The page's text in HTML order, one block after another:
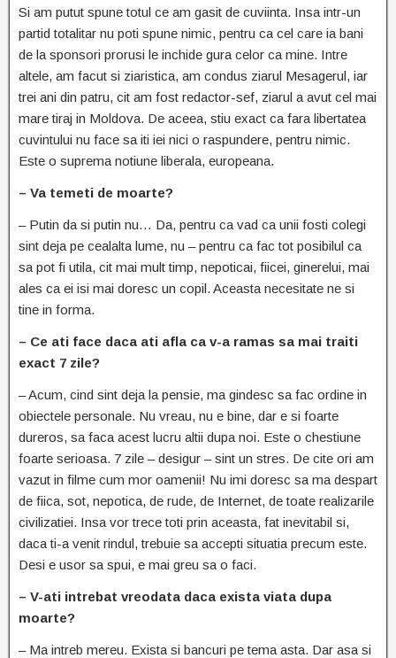
Si am putut spune totul ce am gasit de cuviinta. Insa intr-un
partid totalitar nu poti spune nimic, pentru ca cel care ia bani
de la sponsori prorusi le inchide gura celor ca mine. Intre
altele, am facut si ziaristica, am condus ziarul Mesagerul, iar
trei ani din patru, cit am fost redactor-sef, ziarul a avut cel mai
mare tiraj in Moldova. De aceea, stiu exact ca fara libertatea
cuvintului nu face sa iti iei nici o raspundere, pentru nimic.
Este o suprema notiune liberala, europeana.
– Va temeti de moarte?
– Putin da si putin nu… Da, pentru ca vad ca unii fosti colegi
sint deja pe cealalta lume, nu – pentru ca fac tot posibilul ca
sa pot fi utila, cit mai mult timp, nepoticai, fiicei, ginerelui, mai
ales ca ei isi mai doresc un copil. Aceasta necesitate ne si
tine in forma.
– Ce ati face daca ati afla ca v-a ramas sa mai traiti
exact 7 zile?
– Acum, cind sint deja la pensie, ma gindesc sa fac ordine in
obiectele personale. Nu vreau, nu e bine, dar e si foarte
dureros, sa faca acest lucru altii dupa noi. Este o chestiune
foarte serioasa. 7 zile – desigur – sint un stres. De cite ori am
vazut in filme cum mor oamenii! Nu imi doresc sa ma despart
de fiica, sot, nepotica, de rude, de Internet, de toate realizarile
civilizatiei. Insa vor trece toti prin aceasta, fat inevitabil si,
daca ti-a venit rindul, trebuie sa accepti situatia precum este.
Desi e usor sa spui, e mai greu sa o faci.
– V-ati intrebat vreodata daca exista viata dupa
moarte?
– Ma intreb mereu. Exista si bancuri pe tema asta. Dar asa si